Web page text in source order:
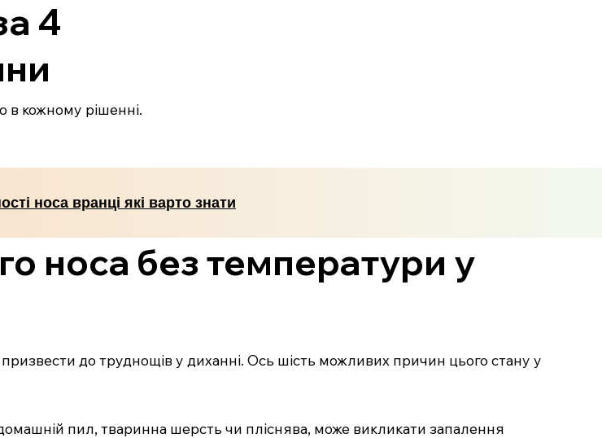
4
в кожному рішенні.
носа вранці які варто знати
носа без температури у
до труднощів у диханні. Ось шість можливих причин цього стану у
пил, тваринна шерсть чи пліснява, може викликати запалення